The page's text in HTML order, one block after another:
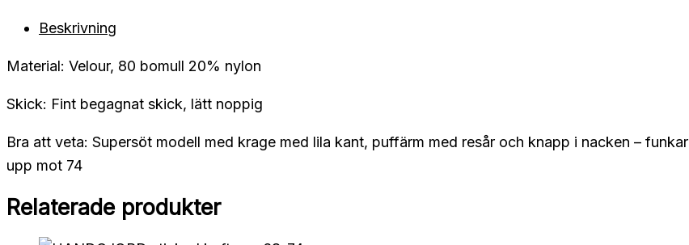
Beskrivning
Material: Velour, 80 bomull 20% nylon
Skick: Fint begagnat skick, lätt noppig
Bra att veta: Supersöt modell med krage med lila kant, puffärm med resår och knapp i nacken – funkar
upp mot 74
Relaterade produkter